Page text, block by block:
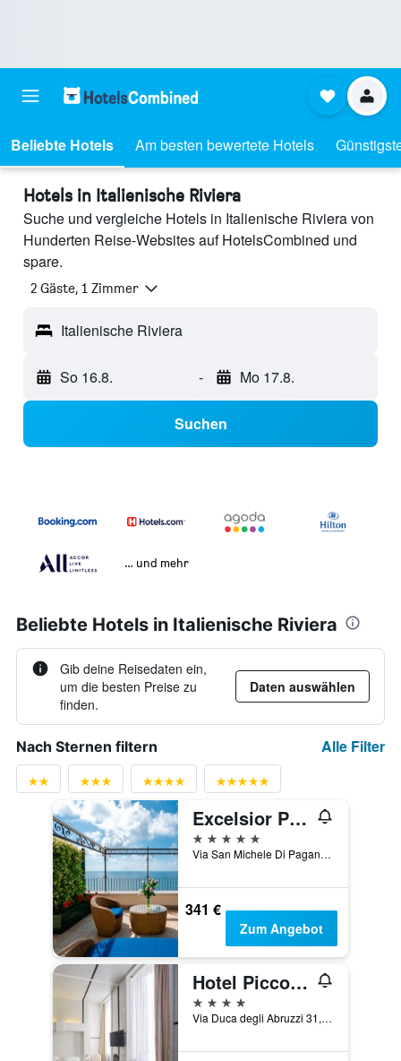
Beliebte Hotels Am besten bewertete Hotels
Hotels in Italienische Riviera
Suche und vergleiche Hotels in Italienische Riviera von
Hunderten Reise-Websites auf HotelsCombined und
spare.
2 Gäste, 1 Zimmer
Italienische Riviera
So 16.8. - Mo 17.8.
Suchen
… und mehr
Beliebte Hotels in Italienische Riviera
Gib deine Reisedaten ein,
um die besten Preise zu
finden.
Daten auswählen
Nach Sternen filtern Alle Filter
Excelsior Palace Portofino Coast
5 Sterne
Via San Michele Di Pagana 8, Rapallo, Genoa, Italien
341 €
Zum Angebot
Hotel Piccolo Portofino
4 Sterne
Via Duca degli Abruzzi 31, Portofino, Genoa, Italien